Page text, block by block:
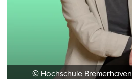
© Hochschule Bremerhaven